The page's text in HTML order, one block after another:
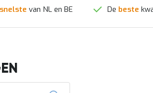
snelste van NL en BE De beste